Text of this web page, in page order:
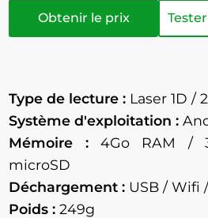
Obtenir le prix
Type de lecture : Laser 1D /
Système d'exploitation :
Mémoire :4Go RAM /
microSD
Déchargement : USB / Wifi
Poids : 249g